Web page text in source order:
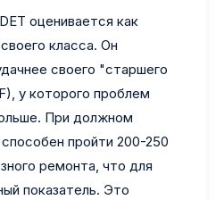
оценивается как
класса. Он
своего "старшего
у которого проблем
При должном
пройти 200-250
ремонта, что для
показатель. Это